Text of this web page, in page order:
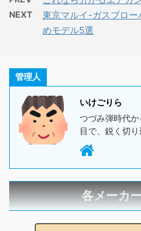
NEXT
東京マルイ-ガスブロ
めモデル5選
管理人
いけごりら
つづみ弾時代
目で、鋭く切り
各メーカ